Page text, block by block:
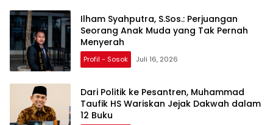
Ilham Syahputra, S.Sos.: Perjuangan
Seorang Anak Muda yang Tak Pernah
Menyerah
Profil - Sosok Juli 16, 2026
Dari Politik ke Pesantren, Muhammad
Taufik HS Wariskan Jejak Dakwah dalam
12 Buku